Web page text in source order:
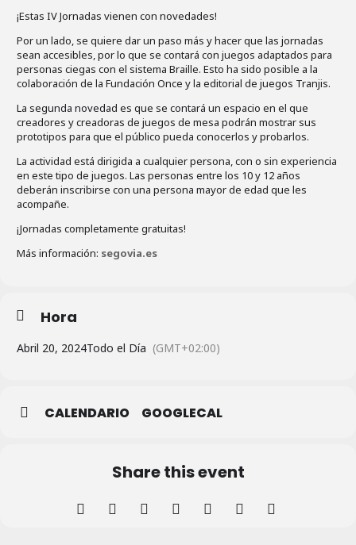
¡Estas IV Jornadas vienen con novedades!
Por un lado, se quiere dar un paso más y hacer que las jornadas
sean accesibles, por lo que se contará con juegos adaptados para
personas ciegas con el sistema Braille. Esto ha sido posible a la
colaboración de la Fundación Once y la editorial de juegos Tranjis.
La segunda novedad es que se contará un espacio en el que
creadores y creadoras de juegos de mesa podrán mostrar sus
prototipos para que el público pueda conocerlos y probarlos.
La actividad está dirigida a cualquier persona, con o sin experiencia
en este tipo de juegos. Las personas entre los 10 y 12 años
deberán inscribirse con una persona mayor de edad que les
acompañe.
¡Jornadas completamente gratuitas!
Más información: segovia.es
Hora
Abril 20, 2024Todo el Día (GMT+02:00)
CALENDARIO GOOGLECAL
Share this event